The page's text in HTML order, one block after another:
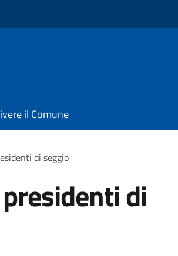
il Comune
di seggio
di